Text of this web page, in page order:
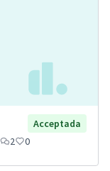
Acceptada
2 0